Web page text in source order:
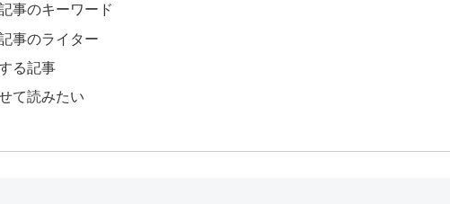
事のキーワード
事のライター
る記事
て読みたい